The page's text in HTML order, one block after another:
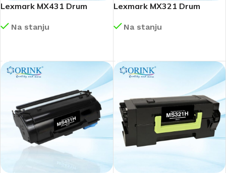
Lexmark MX431 Drum
Na stanju
Lexmark MX321 Drum
Na stanju